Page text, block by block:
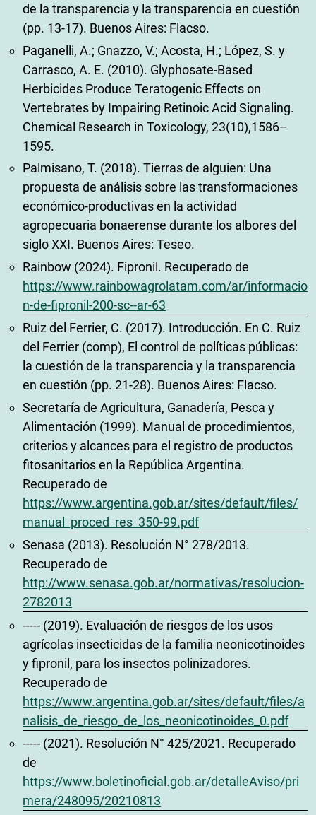
de la transparencia y la transparencia en cuestión
(pp. 13-17). Buenos Aires: Flacso.
Paganelli, A.; Gnazzo, V.; Acosta, H.; López, S. y
Carrasco, A. E. (2010). Glyphosate-Based
Herbicides Produce Teratogenic Effects on
Vertebrates by Impairing Retinoic Acid Signaling.
Chemical Research in Toxicology, 23(10),1586–
1595.
Palmisano, T. (2018). Tierras de alguien: Una
propuesta de análisis sobre las transformaciones
económico-productivas en la actividad
agropecuaria bonaerense durante los albores del
siglo XXI. Buenos Aires: Teseo.
Rainbow (2024). Fipronil. Recuperado de
https://www.rainbowagrolatam.com/ar/informacio
n-de-fipronil-200-sc--ar-63
Ruiz del Ferrier, C. (2017). Introducción. En C. Ruiz
del Ferrier (comp), El control de políticas públicas:
la cuestión de la transparencia y la transparencia
en cuestión (pp. 21-28). Buenos Aires: Flacso.
Secretaría de Agricultura, Ganadería, Pesca y
Alimentación (1999). Manual de procedimientos,
criterios y alcances para el registro de productos
fitosanitarios en la República Argentina.
Recuperado de
https://www.argentina.gob.ar/sites/default/files/
manual_proced_res_350-99.pdf
Senasa (2013). Resolución N° 278/2013.
Recuperado de
http://www.senasa.gob.ar/normativas/resolucion-
2782013
----- (2019). Evaluación de riesgos de los usos
agrícolas insecticidas de la familia neonicotinoides
y fipronil, para los insectos polinizadores.
Recuperado de
https://www.argentina.gob.ar/sites/default/files/a
nalisis_de_riesgo_de_los_neonicotinoides_0.pdf
----- (2021). Resolución N° 425/2021. Recuperado
de
https://www.boletinoficial.gob.ar/detalleAviso/pri
mera/248095/20210813